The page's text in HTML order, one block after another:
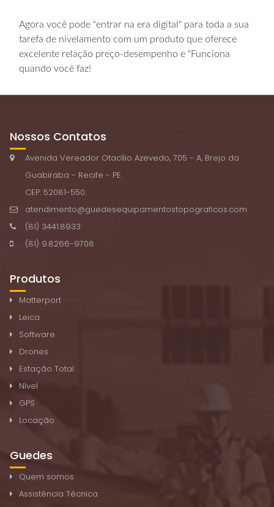
Agora você pode "entrar na era digital" para toda a sua
tarefa de nivelamento com um produto que oferece
excelente relação preço-desempenho e “Funciona
quando você faz!
Nossos Contatos
Avenida Vereador Otacílio Azevedo, 705 - A, Brejo da
Guabiraba - Recife - PE.
CEP: 52081-550.
atendimento@guedesequipamentostopograficos.com
(81) 3441.8933
(81) 9.8266-9708
Produtos
Matterport
Leica
Software
Drones
Estação Total
Nível
GPS
Locação
Guedes
Quem somos
Assistência Técnica